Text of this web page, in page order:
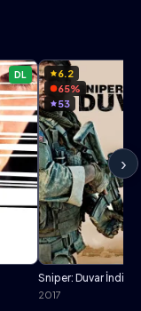
DL
6.2
65%
53
Sniper: Duvar İndir
2017
›